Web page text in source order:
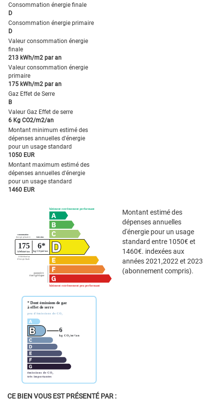
Consommation énergie finale
D
Consommation énergie primaire
D
Valeur consommation énergie
finale
213 kWh/m2 par an
Valeur consommation énergie
primaire
175 kWh/m2 par an
Gaz Effet de Serre
B
Valeur Gaz Effet de serre
6 Kg CO2/m2/an
Montant minimum estimé des
dépenses annuelles d'énergie
pour un usage standard
1050 EUR
Montant maximum estimé des
dépenses annuelles d'énergie
pour un usage standard
1460 EUR
Montant estimé des
dépenses annuelles
d'énergie pour un usage
standard entre 1050€ et
1460€. indexées aux
années 2021,2022 et 2023
(abonnement compris).
CE BIEN VOUS EST PRÉSENTÉ PAR :